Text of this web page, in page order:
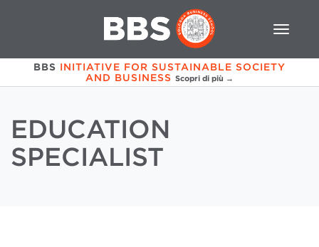
BBS INITIATIVE FOR SUSTAINABLE SOCIETY
AND BUSINESS Scopri di più →
EDUCATION
SPECIALIST